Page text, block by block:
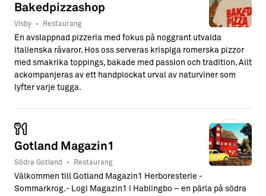
Bakedpizzashop
Visby • Restaurang
En avslappnad pizzeria med fokus på noggrant utvalda
italienska råvaror. Hos oss serveras krispiga romerska pizzor
med smakrika toppings, bakade med passion och tradition. Allt
ackompanjeras av ett handplockat urval av naturviner som
lyfter varje tugga.
Gotland Magazin1
Södra Gotland • Restaurang
Välkommen till Gotland Magazin1 Herboresterie -
Sommarkrog.- Logi Magazin1 i Hablingbo – en pärla på södra